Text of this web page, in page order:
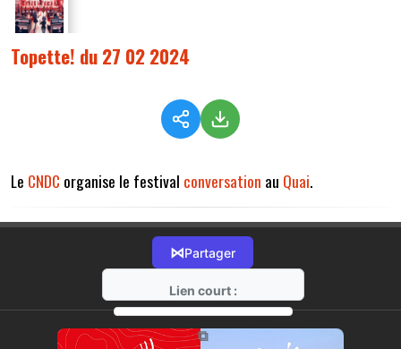
Topette! du 27 02 2024
Le CNDC organise le festival conversation au Quai.
⋈Partager
Lien court :
https://radio-g.fr?14037
⧉